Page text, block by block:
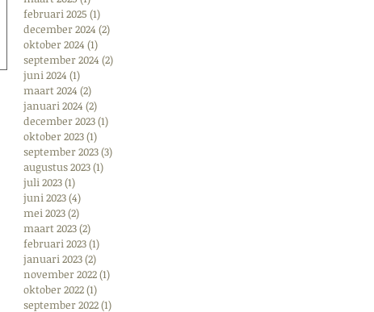
februari 2025 (1)
december 2024 (2)
oktober 2024 (1)
september 2024 (2)
juni 2024 (1)
maart 2024 (2)
januari 2024 (2)
december 2023(1)
oktober 2023(1)
september 2023(3)
augustus 2023(1)
juli 2023(1)
juni 2023(4)
mei 2023(2)
maart 2023(2)
februari 2023(1)
januari 2023(2)
november 2022(1)
oktober 2022(1)
september 2022(1)